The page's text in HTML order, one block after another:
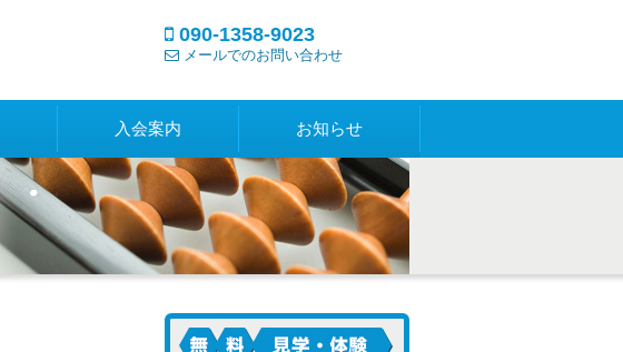
090-1358-9023
メールでのお問い合わせ
入会案内 お知らせ